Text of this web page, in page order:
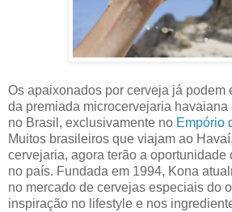
Os apaixonados por cerveja já podem
da premiada microcervejaria havaiana
no Brasil, exclusivamente no Empório
Muitos brasileiros que viajam ao Havaí
cervejaria, agora terão a oportunidade
no país. Fundada em 1994, Kona
no mercado de cervejas especiais do
inspiração no lifestyle e nos